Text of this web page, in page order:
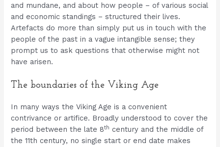
and mundane, and about how people – of various social
and economic standings – structured their lives.
Artefacts do more than simply put us in touch with the
people of the past in a vague intangible sense; they
prompt us to ask questions that otherwise might not
have arisen.
The boundaries of the Viking Age
In many ways the Viking Age is a convenient
contrivance or artifice. Broadly understood to cover the
period between the late 8th century and the middle of
the 11th century, no single start or end date makes